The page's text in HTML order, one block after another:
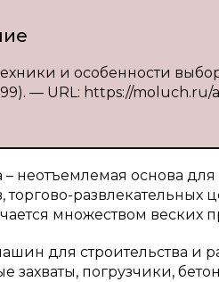
и особенности
— URL: https://moluch.ru/
– неотъемлемая основа
развлекательных
множеством веских
для строительства и
погрузчики,